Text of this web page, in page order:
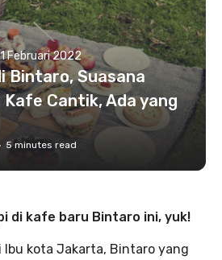
Februari 2022
Bintaro, Suasana
Kafe Cantik, Ada yang
5minutes read
di kafe baru Bintaro ini, yuk!
Ibu kota Jakarta, Bintaro yang